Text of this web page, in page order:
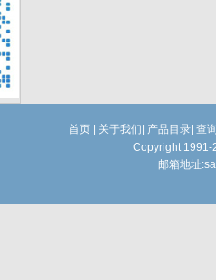
首页 关于我们 产品目录| 查
Copyright 1991-
邮箱地址: